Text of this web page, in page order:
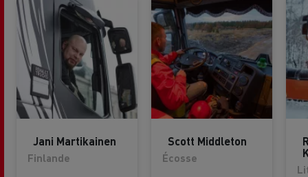
Jani Martikainen
Finlande
Scott Middleton
Écosse